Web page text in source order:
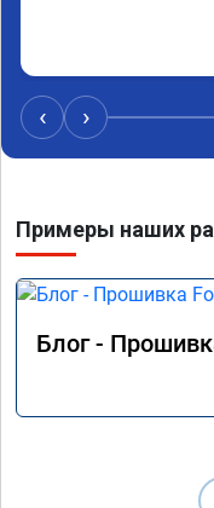
‹ ›
Примеры наших
Блог -